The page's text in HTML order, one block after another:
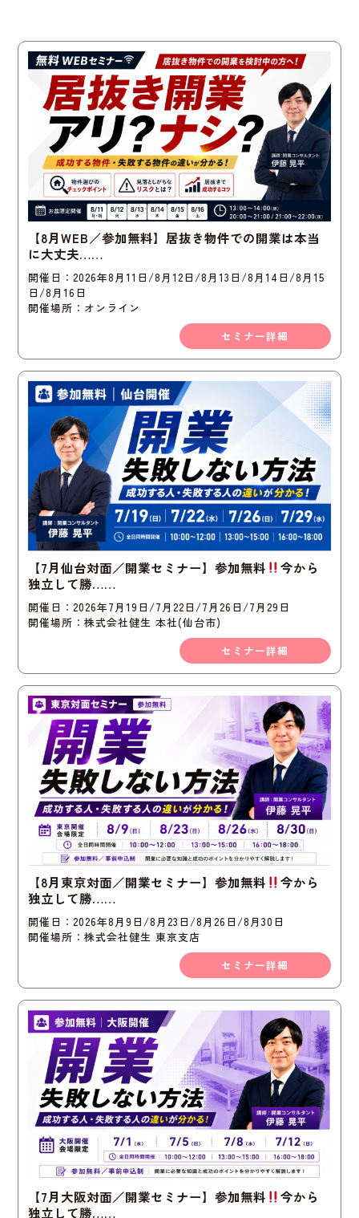
【8月WEB／参加無料】居抜き物件での開業は本当
に大丈夫……
開催日：2026年8月11日/8月12日/8月13日/8月14日/8月15
日/8月16日
開催場所：オンライン
セミナー詳細
【7月仙台対面／開業セミナー】参加無料
今から
独立して勝……
開催日：2026年7月19日/7月22日/7月26日/7月29日
開催場所：株式会社健生 本社(仙台市)
セミナー詳細
【8月東京対面／開業セミナー】参加無料
今から
独立して勝……
開催日：2026年8月9日/8月23日/8月26日/8月30日
開催場所：株式会社健生 東京支店
セミナー詳細
【7月大阪対面／開業セミナー】参加無料
今から
独立して勝……